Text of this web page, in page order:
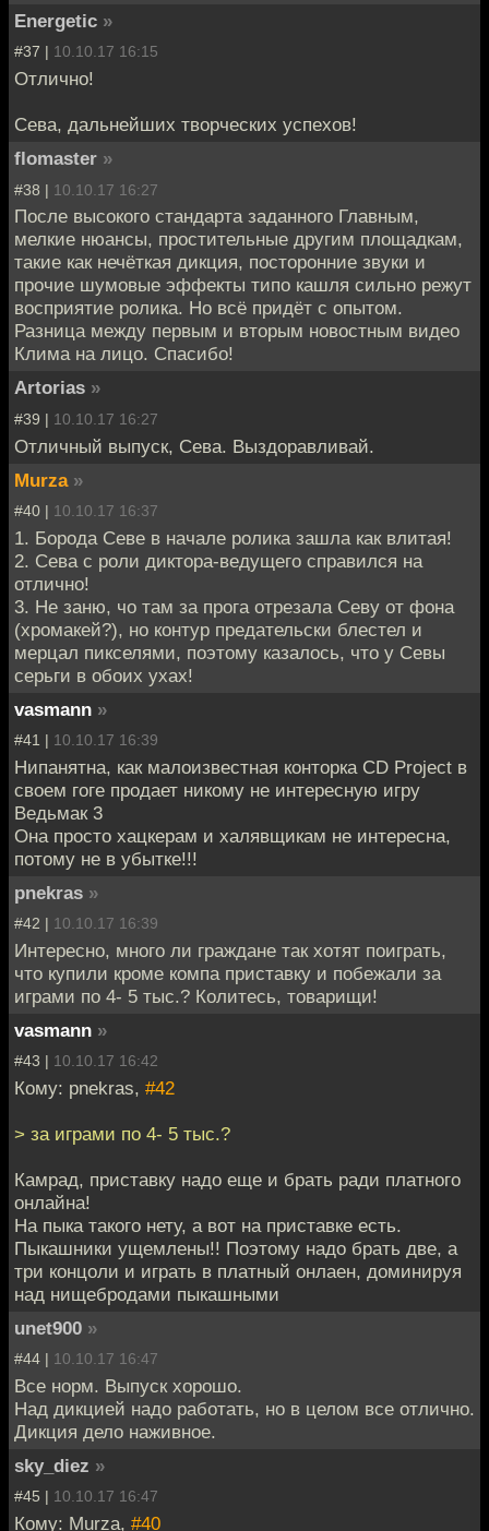
Energetic »
#37 | 10.10.17 16:15
Отлично!
Сева, дальнейших творческих успехов!
flomaster »
#38 | 10.10.17 16:27
После высокого стандарта заданного Главным,
мелкие нюансы, простительные другим площадкам,
такие как нечёткая дикция, посторонние звуки и
прочие шумовые эффекты типо кашля сильно режут
восприятие ролика. Но всё придёт с опытом.
Разница между первым и вторым новостным видео
Клима на лицо. Спасибо!
Artorias »
#39 | 10.10.17 16:27
Отличный выпуск, Сева. Выздоравливай.
Murza »
#40 | 10.10.17 16:37
1. Борода Севе в начале ролика зашла как влитая!
2. Сева с роли диктора-ведущего справился на
отлично!
3. Не заню, чо там за прога отрезала Севу от фона
(хромакей?), но контур предательски блестел и
мерцал пикселями, поэтому казалось, что у Севы
серьги в обоих ухах!
vasmann »
#41 | 10.10.17 16:39
Нипанятна, как малоизвестная конторка CD Project в
своем гоге продает никому не интересную игру
Ведьмак 3
Она просто хацкерам и халявщикам не интересна,
потому не в убытке!!!
pnekras »
#42 | 10.10.17 16:39
Интересно, много ли граждане так хотят поиграть,
что купили кроме компа приставку и побежали за
играми по 4- 5 тыс.? Колитесь, товарищи!
vasmann »
#43 | 10.10.17 16:42
Кому: pnekras, #42
> за играми по 4- 5 тыс.?
Камрад, приставку надо еще и брать ради платного
онлайна!
На пыка такого нету, а вот на приставке есть.
Пыкашники ущемлены!! Поэтому надо брать две, а
три концоли и играть в платный онлаен, доминируя
над нищебродами пыкашными
unet900 »
#44 | 10.10.17 16:47
Все норм. Выпуск хорошо.
Над дикцией надо работать, но в целом все отлично.
Дикция дело наживное.
sky_diez »
#45 | 10.10.17 16:47
Кому: Murza, #40